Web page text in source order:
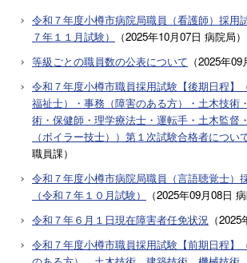
令和７年度小樽市病院局職員（看護師）採用
７年１１月試験）
（2025年10月07日 病院局）
等級ごとの職員数の公表について （2025年09
令和７年度小樽市職員採用試験【後期日程】
福祉士）・事務（障害のある方）・土木技術
術・保健師・理学療法士・運転手・土木監督
（ボイラー技士））第１次試験合格者につい
職員課）
令和７年度小樽市病院局職員（言語聴覚士）
（令和７年１０月試験）
（2025年09月08日
令和７年６月１日現在障害者任免状況 （2025
令和７年度小樽市職員採用試験【前期日程】